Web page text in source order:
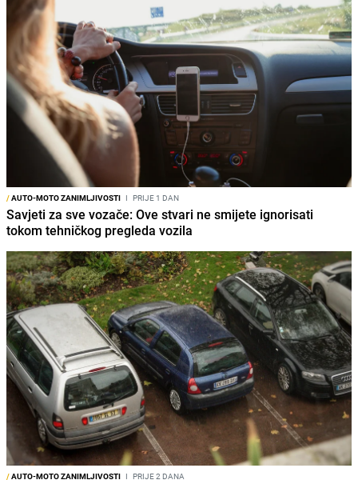
/AUTO-MOTO ZANIMLJIVOSTI I PRIJE 1 DAN
Savjeti za sve vozače: Ove stvari ne smijete ignorisati
tokom tehničkog pregleda vozila
/AUTO-MOTO ZANIMLJIVOSTI I PRIJE 2 DANA